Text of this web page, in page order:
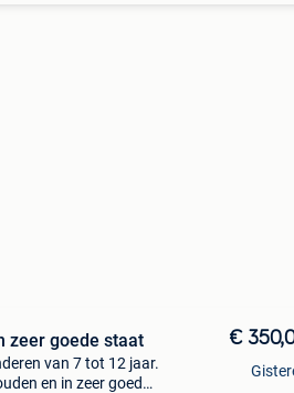
zeer goede staat
van 7 tot 12 jaar.
en in zeer goede
€